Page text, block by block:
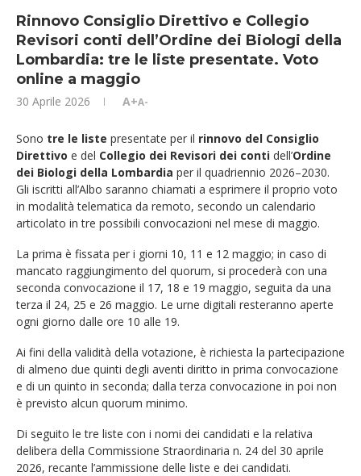
Rinnovo Consiglio Direttivo e Collegio
Revisori conti dell’Ordine dei Biologi della
Lombardia: tre le liste presentate. Voto
online a maggio
30 Aprile 2026 A+A-
Sono tre le liste presentate per il rinnovo del Consiglio
Direttivo e del Collegio dei Revisori dei conti dell’Ordine
dei Biologi della Lombardia per il quadriennio 2026–2030.
Gli iscritti all’Albo saranno chiamati a esprimere il proprio voto
in modalità telematica da remoto, secondo un calendario
articolato in tre possibili convocazioni nel mese di maggio.
La prima è fissata per i giorni 10, 11 e 12 maggio; in caso di
mancato raggiungimento del quorum, si procederà con una
seconda convocazione il 17, 18 e 19 maggio, seguita da una
terza il 24, 25 e 26 maggio. Le urne digitali resteranno aperte
ogni giorno dalle ore 10 alle 19.
Ai fini della validità della votazione, è richiesta la partecipazione
di almeno due quinti degli aventi diritto in prima convocazione
e di un quinto in seconda; dalla terza convocazione in poi non
è previsto alcun quorum minimo.
Di seguito le tre liste con i nomi dei candidati e la relativa
delibera della Commissione Straordinaria n. 24 del 30 aprile
2026, recante l’ammissione delle liste e dei candidati.